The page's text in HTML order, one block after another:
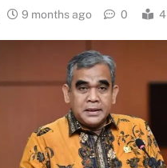
9 months ago 0